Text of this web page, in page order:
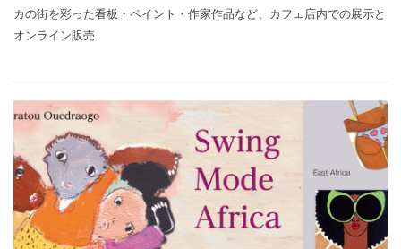
カの街を彩った看板・ペイント・作家作品など、カフェ店内での展示と
オンライン販売